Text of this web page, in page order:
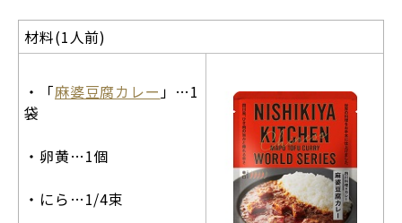
材料(1人前)
・「麻婆豆腐カレー」…1
袋
・卵黄…1個
・にら…1/4束